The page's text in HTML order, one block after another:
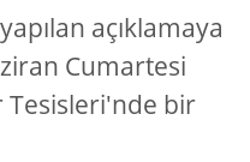
açıklamaya
Cumartesi
Tesisleri'nde bir